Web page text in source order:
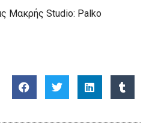
Mακρής Studio: Palko